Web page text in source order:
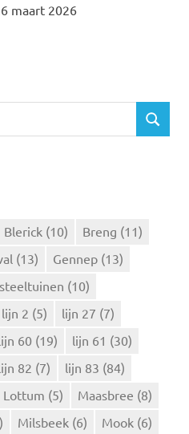
maart 2026
Z
Blerick (10) Breng (11)
(13) Gennep (13)
(10)
lijn 2 (5) lijn 27 (7)
60 (19) lijn 61 (30)
82 (7) lijn 83 (84)
Lottum (5) Maasbree (8)
Milsbeek (6) Mook (6)